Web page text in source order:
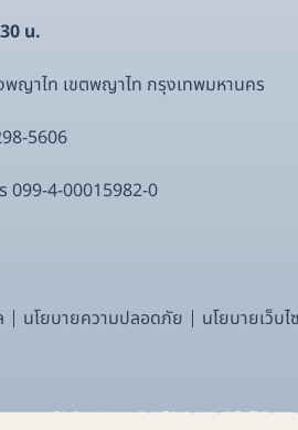
น.
ญาไท เขตพญาไท กรุงเทพมหานคร
5606
099-4-00015982-0
นโยบายความปลอดภัย นโยบายเว็บไ